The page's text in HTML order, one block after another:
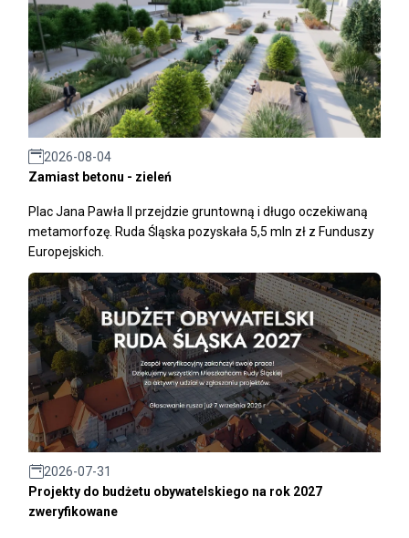
2026-08-04
Zamiast betonu - zieleń
Plac Jana Pawła II przejdzie gruntowną i długo oczekiwaną
metamorfozę. Ruda Śląska pozyskała 5,5 mln zł z Funduszy
Europejskich.
2026-07-31
Projekty do budżetu obywatelskiego na rok 2027
zweryfikowane